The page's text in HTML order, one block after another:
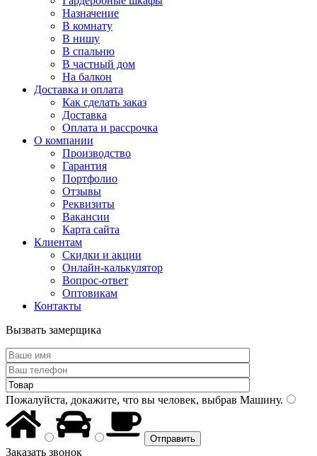
Назначение
В комнату
В нишу
В спальню
В частный дом
На балкон
Доставка и оплата
Как сделать заказ
Доставка
Оплата и рассрочка
О компании
Производство
Гарантия
Портфолио
Отзывы
Реквизиты
Вакансии
Карта сайта
Клиентам
Скидки и акции
Онлайн-калькулятор
Вопрос-ответ
Оптовикам
Контакты
Вызвать замерщика
Пожалуйста, докажите, что вы человек, выбрав Машину.
Заказать звонок